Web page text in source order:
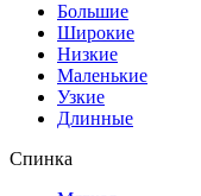
Большие
Широкие
Низкие
Маленькие
Узкие
Длинные
Спинка